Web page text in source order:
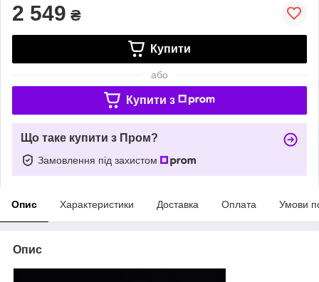
2 549 ₴
Купити
або
Купити з
Що таке купити з Пром?
Замовлення під захистом
Опис Характеристики Доставка Оплата Умови
Опис